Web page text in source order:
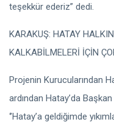
teşekkür ederiz” dedi.
KARAKUŞ: HATAY
KALKABİLMELERİ İÇİN
Projenin Kurucularından
ardından Hatay’da
‘’Hatay’a geldiğimde